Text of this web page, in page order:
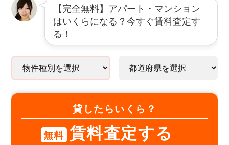
【完全無料】アパート・マンション
はいくらになる？今すぐ賃料査定す
る！
貸したらいくら？
無料 賃料査定する